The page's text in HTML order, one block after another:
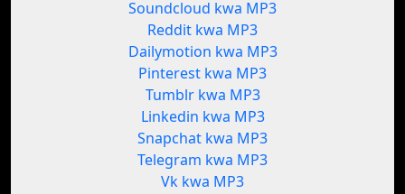
Soundcloud kwa MP3
Reddit kwa MP3
Dailymotion kwa MP3
Pinterest kwa MP3
Tumblr kwa MP3
Linkedin kwa MP3
Snapchat kwa MP3
Telegram kwa MP3
Vk kwa MP3